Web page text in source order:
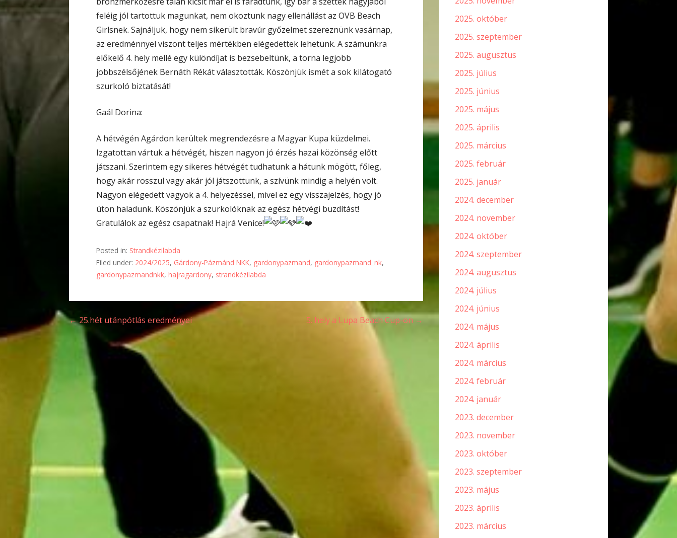
feléig jól tartottuk magunkat, nem okoztunk nagy ellenállást az OVB Beach
Girlsnek. Sajnáljuk, hogy nem sikerült bravúr győzelmet szereznünk vasárnap,
az eredménnyel viszont teljes mértékben elégedettek lehetünk. A számunkra
előkelő 4. hely mellé egy különdíjat is bezsebeltünk, a torna legjobb
jobbszélsőjének Bernáth Rékát választották. Köszönjük ismét a sok kilátogató
szurkoló biztatását!
Gaál Dorina:
A hétvégén Agárdon kerültek megrendezésre a Magyar Kupa küzdelmei.
Izgatottan vártuk a hétvégét, hiszen nagyon jó érzés hazai közönség előtt
játszani. Szerintem egy sikeres hétvégét tudhatunk a hátunk mögött, főleg,
hogy akár rosszul vagy akár jól játszottunk, a szívünk mindig a helyén volt.
Nagyon elégedett vagyok a 4. helyezéssel, mivel ez egy visszajelzés, hogy jó
úton haladunk. Köszönjük a szurkolóknak az egész hétvégi buzdítást!
Gratulálok az egész csapatnak! Hajrá Venice!
Posted in: Strandkézilabda
Filed under: 2024/2025, Gárdony-Pázmánd NKK, gardonypazmand, gardonypazmand_nk,
gardonypazmandnkk,hajragardony, strandkézilabda
Bejegyzés
navigáció
← 25.hét utánpótlás eredményei 5. hely a Lupa Beach Cup-on →
2025. október
2025. szeptember
2025. augusztus
2025. július
2025. június
2025. május
2025. április
2025. március
2025. február
2025. január
2024. december
2024. november
2024. október
2024. szeptember
2024. augusztus
2024. július
2024. június
2024. május
2024. április
2024. március
2024. február
2024. január
2023. december
2023. november
2023. október
2023. szeptember
2023. május
2023. április
2023. március